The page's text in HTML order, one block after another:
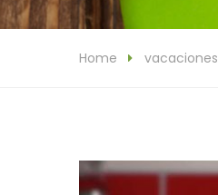
Home vacaciones